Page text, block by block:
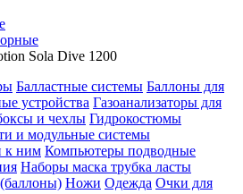
Sola Dive 1200
Балластные системы Баллоны для
устройства Газоанализаторы для
и чехлы Гидрокостюмы
и модульные системы
к ним Компьютеры подводные
Наборы маска трубка ласты
Ножи Одежда Очки для